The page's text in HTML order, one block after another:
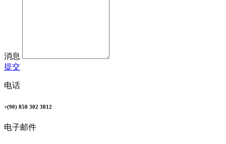
消息
提交
电话
+(90) 850 302 3812
电子邮件